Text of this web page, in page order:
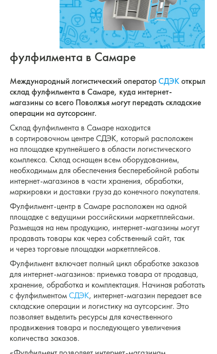
фулфилмента в Самаре
Международный логистический оператор СДЭКоткрыл
склад фулфилмента в Самаре, куда интернет-
магазины со всего Поволжья могут передать складские
операции на аутсорсинг.
Склад фулфилмента в Самаре находится
в сортировочном центре СДЭК, который расположен
на площадке крупнейшего в области логистического
комплекса. Склад оснащен всем оборудованием,
необходимым для обеспечения бесперебойной работы
интернет-магазинов в части хранения, обработки,
маркировки и доставки груза до конечного покупателя.
Фулфилмент-центр в Самаре расположен на одной
площадке с ведущими российскими маркетплейсами.
Размещая на нем продукцию, интернет-магазины могут
продавать товары как через собственный сайт, так
и через торговые площадки маркетплейсов.
Фулфилмент включает полный цикл обработке заказов
для интернет-магазинов: приемка товара от продавца,
хранение, обработка и комплектация. Начиная работать
с фулфилментом СДЭК, интернет-магазин передает все
складские операции и логистику на аутсорсинг. Это
позволяет выделить ресурсы для качественного
продвижения товара и последующего увеличения
количества заказов.